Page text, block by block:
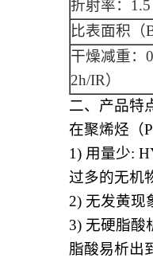
折射率：1.5
比表面积（
干燥减重：
2h/IR）
二、产品特
在聚烯烃（
1) 用量少:
过多的无机
2) 无发黄现
3) 无硬脂酸
脂酸易析出